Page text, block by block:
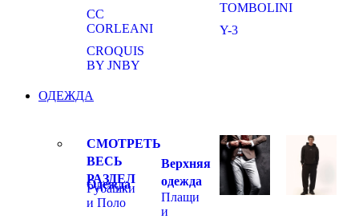
CC
CORLEANI
CROQUIS
BY JNBY
TOMBOLINI
Y-3
ОДЕЖДА
СМОТРЕТЬ
ВЕСЬ
РАЗДЕЛ
Одежда
Рубашки
и Поло
Верхняя
одежда
Плащи
и